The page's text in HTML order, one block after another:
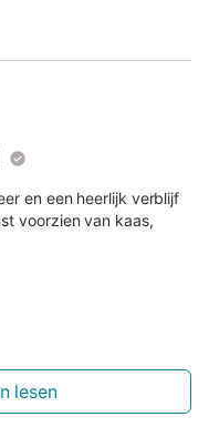
en een heerlijk verblijf
voorzien van kaas,
lesen